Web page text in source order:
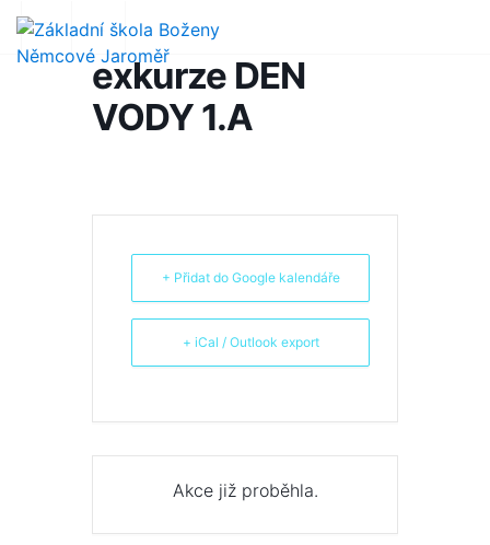
exkurze DEN
VODY 1.A
+ Přidat do Google kalendáře
+ iCal / Outlook export
Akce již proběhla.